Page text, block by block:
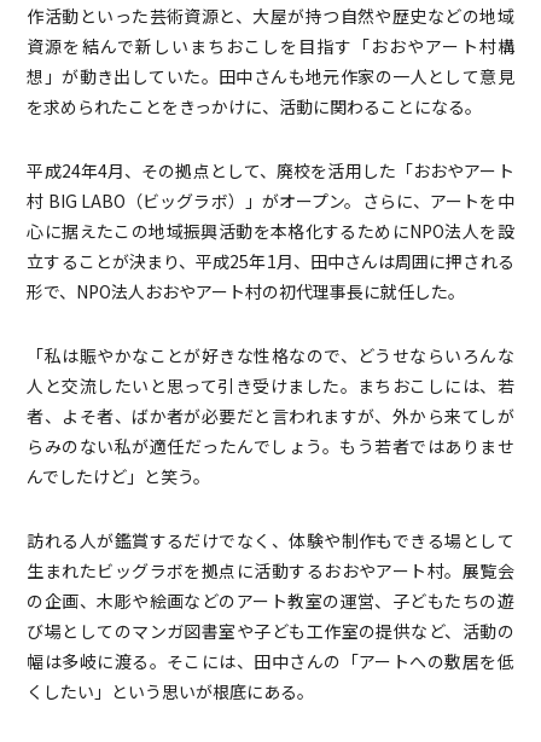
作活動といった芸術資源と、大屋が持つ自然や歴史などの地域
資源を結んで新しいまちおこしを目指す「おおやアート村構
想」が動き出していた。田中さんも地元作家の一人として意見
を求められたことをきっかけに、活動に関わることになる。
平成24年4月、その拠点として、廃校を活用した「おおやアート
村 BIG LABO（ビッグラボ）」がオープン。さらに、アートを中
心に据えたこの地域振興活動を本格化するためにNPO法人を設
立することが決まり、平成25年1月、田中さんは周囲に押される
形で、NPO法人おおやアート村の初代理事長に就任した。
「私は賑やかなことが好きな性格なので、どうせならいろんな
人と交流したいと思って引き受けました。まちおこしには、若
者、よそ者、ばか者が必要だと言われますが、外から来てしが
らみのない私が適任だったんでしょう。もう若者ではありませ
んでしたけど」と笑う。
訪れる人が鑑賞するだけでなく、体験や制作もできる場として
生まれたビッグラボを拠点に活動するおおやアート村。展覧会
の企画、木彫や絵画などのアート教室の運営、子どもたちの遊
び場としてのマンガ図書室や子ども工作室の提供など、活動の
幅は多岐に渡る。そこには、田中さんの「アートへの敷居を低
くしたい」という思いが根底にある。